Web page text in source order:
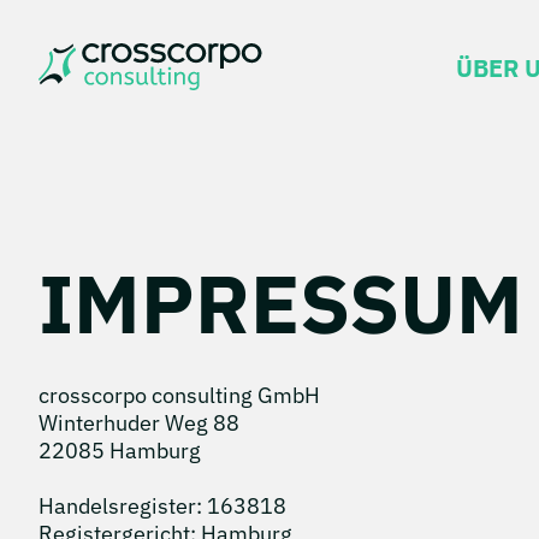
ÜBER
IMPRESSUM
crosscorpo consulting GmbH
Winterhuder Weg 88
22085 Hamburg
Handelsregister: 163818
Registergericht: Hamburg